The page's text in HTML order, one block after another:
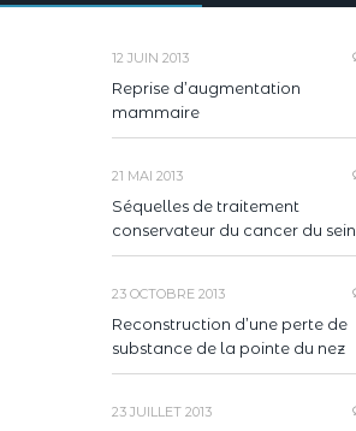
12 JUIN 2013
Reprise d’augmentation
mammaire
21 MAI 2013
Séquelles de traitement
conservateur du cancer du sein
23 OCTOBRE 2013
Reconstruction d’une perte de
substance de la pointe du nez
23 JUILLET 2013